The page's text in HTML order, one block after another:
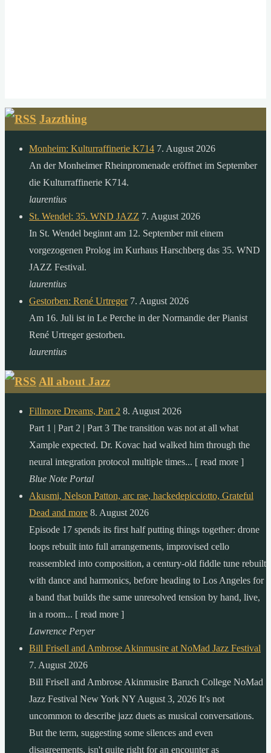
Jazzthing
Monheim: Kulturraffinerie K714 7. August 2026
An der Monheimer Rheinpromenade eröffnet im September
die Kulturraffinerie K714.
laurentius
St. Wendel: 35. WND JAZZ 7. August 2026
In St. Wendel beginnt am 12. September mit einem
vorgezogenen Prolog im Kurhaus Harschberg das 35. WND
JAZZ Festival.
laurentius
Gestorben: René Urtreger 7. August 2026
Am 16. Juli ist in Le Perche in der Normandie der Pianist
René Urtreger gestorben.
laurentius
All about Jazz
Fillmore Dreams, Part 2 8. August 2026
Part 1 | Part 2 | Part 3 The transition was not at all what
Xample expected. Dr. Kovac had walked him through the
neural integration protocol multiple times... [ read more ]
Blue Note Portal
Akusmi, Nelson Patton, arc rae, hackedepicciotto, Grateful
Dead and more 8. August 2026
Episode 17 spends its first half putting things together: drone
loops rebuilt into full arrangements, improvised cello
reassembled into composition, a century-old fiddle tune rebuilt
with dance and harmonics, before heading to Los Angeles for
a band that builds the same unresolved tension by hand, live,
in a room... [ read more ]
Lawrence Peryer
Bill Frisell and Ambrose Akinmusire at NoMad Jazz Festival
7. August 2026
Bill Frisell and Ambrose Akinmusire Baruch College NoMad
Jazz Festival New York NY August 3, 2026 It's not
uncommon to describe jazz duets as musical conversations.
But the term, suggesting some silences and even
disagreements, isn't quite right for an encounter as